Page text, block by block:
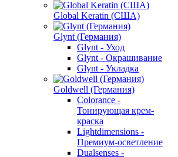
Global Keratin (США)
Glynt (Германия)
Glynt - Уход
Glynt - Окрашивание
Glynt - Укладка
Goldwell (Германия)
Colorance -
Тонирующая крем-
краска
Lightdimensions -
Премиум-осветление
Dualsenses -